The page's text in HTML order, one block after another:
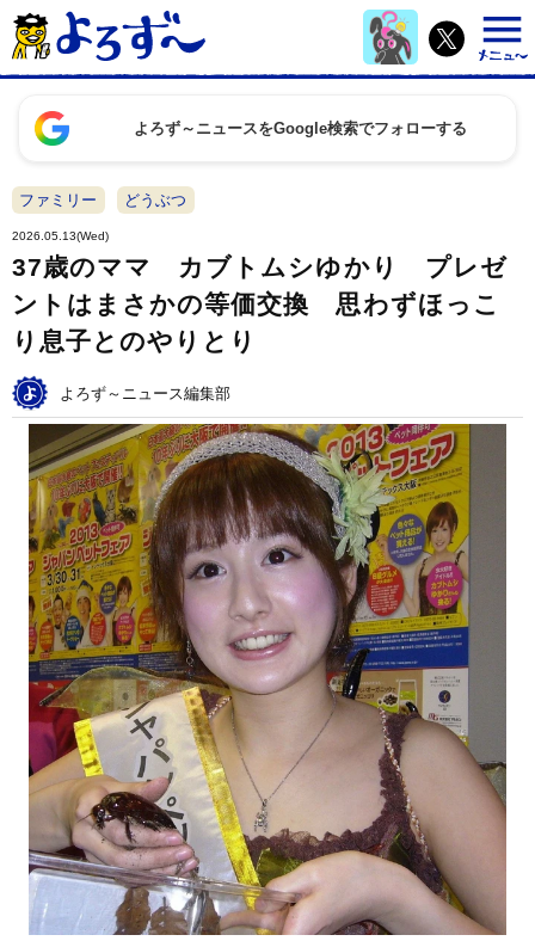
よろず～ニュースをGoogle検索でフォローする
ファミリー どうぶつ
2026.05.13(Wed)
37歳のママ カブトムシゆかり プレゼ
ントはまさかの等価交換 思わずほっこ
り息子とのやりとり
よろず～ニュース編集部